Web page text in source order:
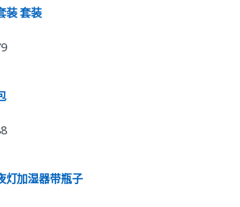
装 套装
灯加湿器带瓶子